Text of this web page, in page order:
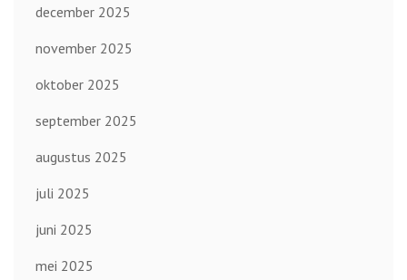
december 2025
november 2025
oktober 2025
september 2025
augustus 2025
juli 2025
juni 2025
mei 2025